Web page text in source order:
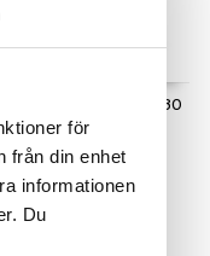
för
från din enhet
informationen
Du
Grand Cru Korkea lasi 30
cl 4 pkt
ROSENDAHL
16,80 €